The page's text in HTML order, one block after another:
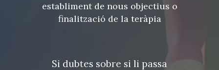
establiment de nous objectius o
finalització de la teràpia
Si dubtes sobre si li passa